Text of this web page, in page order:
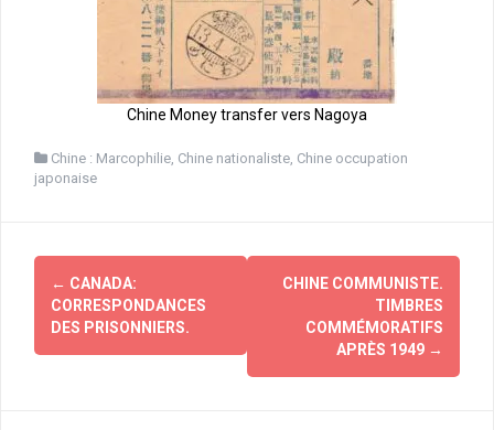
Chine Money transfer vers Nagoya
Chine : Marcophilie Chine nationaliste Chine occupation
japonaise
Navigation
d'article
← CANADA:
CORRESPONDANCES
DES PRISONNIERS.
CHINE COMMUNISTE.
TIMBRES
COMMÉMORATIFS
APRÈS 1949 →